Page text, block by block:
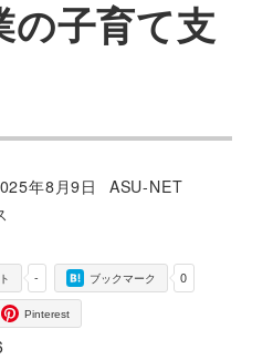
子育て支
年8月9日
著
ASU-NET
- 0
ブックマーク
Pinterest